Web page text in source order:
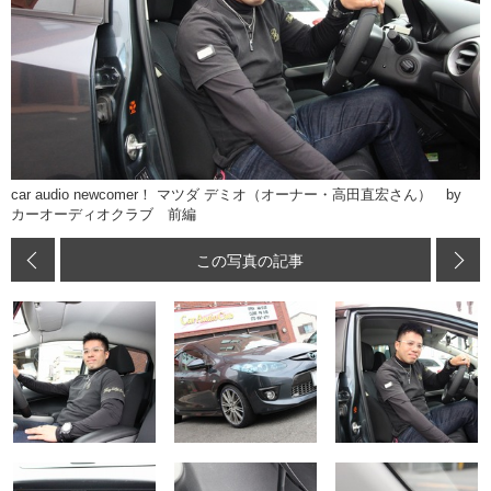
car audio newcomer！ マツダ デミオ（オーナー・高田直宏さん） by
カーオーディオクラブ 前編
この写真の記事